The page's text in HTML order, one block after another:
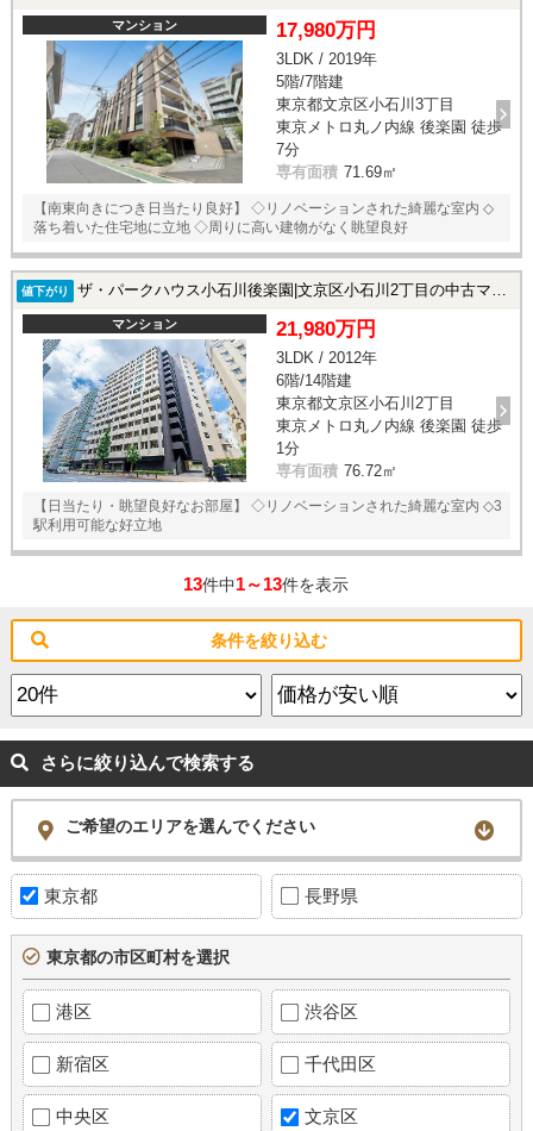
マンション 17,980万円
3LDK / 2019年
5階/7階建
東京都文京区小石川3丁目
東京メトロ丸ノ内線 後楽園 徒歩
7分
専有面積 71.69㎡
【南東向きにつき日当たり良好】 ◇リノベーションされた綺麗な室内 ◇
落ち着いた住宅地に立地 ◇周りに高い建物がなく眺望良好
値下がり ザ・パークハウス小石川後楽園|文京区小石川2丁目の中古マンション
マンション 21,980万円
3LDK / 2012年
6階/14階建
東京都文京区小石川2丁目
東京メトロ丸ノ内線 後楽園 徒歩
1分
専有面積 76.72㎡
【日当たり・眺望良好なお部屋】 ◇リノベーションされた綺麗な室内 ◇3
駅利用可能な好立地
13件中1～13件を表示
条件を絞り込む
さらに絞り込んで検索する
ご希望のエリアを選んでください
東京都 長野県
東京都の市区町村を選択
港区 渋谷区
新宿区 千代田区
中央区 文京区